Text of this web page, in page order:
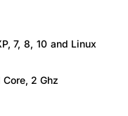
7, 8, 10 and Linux
2 Ghz